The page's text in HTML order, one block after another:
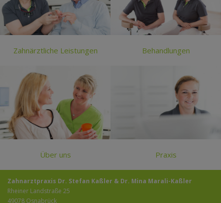
Zahnärztliche Leistungen Behandlungen
Über uns Praxis
Zahnarztpraxis Dr. Stefan Kaßler & Dr. Mina Marali-Kaßler
Rheiner Landstraße 25
49078 Osnabrück